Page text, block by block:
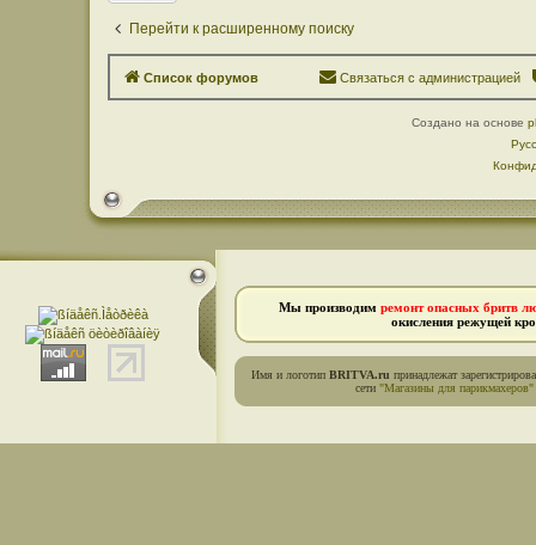
Перейти к расширенному поиску
Список форумов Связаться с администрацией
Создано на основе
Мы производим ремонт опасных бритв
окисления режущей
Имя и логотип BRITVA.ru принадлежат
сети "Магазины для парикмахеров"